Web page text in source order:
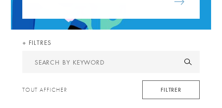
FILTRES
Search
keyword
FILTRER
TOUT AFFICHER